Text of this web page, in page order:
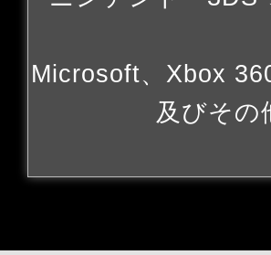
Microsoft、Xbox
及びその